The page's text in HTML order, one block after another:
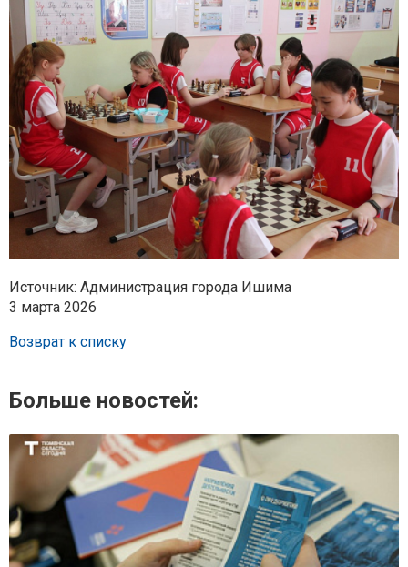
Источник: Администрация города Ишима
3 марта 2026
Возврат к списку
Больше новостей: